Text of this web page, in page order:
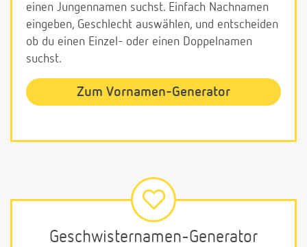
einen Jungennamen suchst. Einfach Nachnamen
eingeben, Geschlecht auswählen, und entscheiden
ob du einen Einzel- oder einen Doppelnamen
suchst.
Zum Vornamen-Generator
Geschwisternamen-Generator